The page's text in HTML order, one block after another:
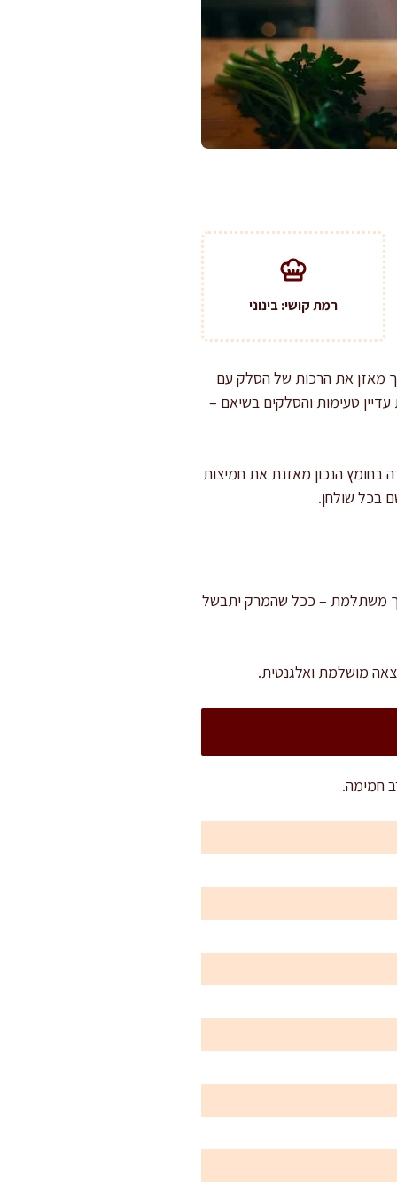
רמת קושי: בינוני
מאזן את הרכות של הסלק עם
טעימות והסלקים בשיאם –
בחומץ הנכון מאזנת את חמיצות
בכל שולחן.
הסבלנות בתהליך משתלמת – ככל שהמרק יתבשל
מושלמת ואלגנטית.